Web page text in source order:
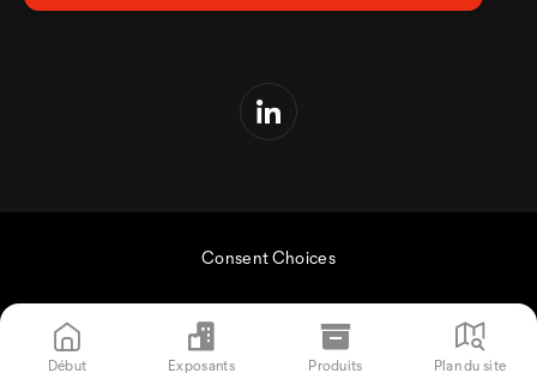
Consent Choices
Début Exposants Produits Plan du site